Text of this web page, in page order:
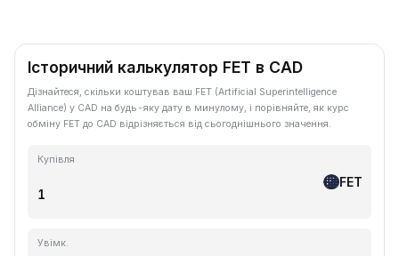
Історичний калькулятор FET в CAD
Дізнайтеся, скільки коштував ваш FET (Artificial Superintelligence
Alliance) у CAD на будь-яку дату в минулому, і порівняйте, як курс
обміну FET до CAD відрізняється від сьогоднішнього значення.
Купівля
FET
Увімк.